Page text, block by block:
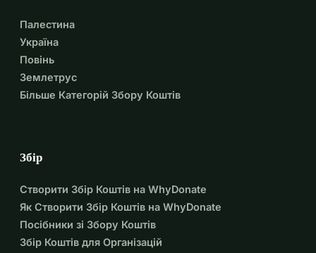
Палестина
Україна
Повінь
Землетрус
Більше Категорій Збору Коштів
Збір
Створити Збір Коштів на WhyDonate
Як Створити Збір Коштів на WhyDonate
Посібники зі Збору Коштів
Збір Коштів для Організацій